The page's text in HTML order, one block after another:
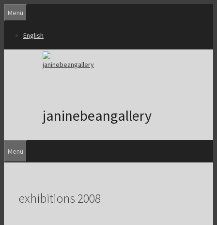
Zum
Inhalt
Menu
English
janinebeangallery
Menü
exhibitions 2008